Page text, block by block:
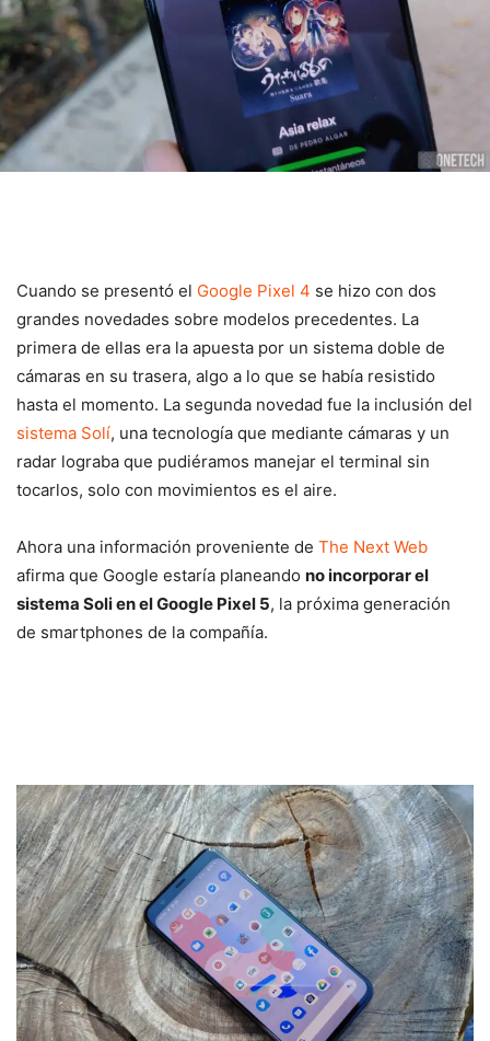
Cuando se presentó el Google Pixel 4 se hizo con dos
grandes novedades sobre modelos precedentes. La
primera de ellas era la apuesta por un sistema doble de
cámaras en su trasera, algo a lo que se había resistido
hasta el momento. La segunda novedad fue la inclusión del
sistema Solí, una tecnología que mediante cámaras y un
radar lograba que pudiéramos manejar el terminal sin
tocarlos, solo con movimientos es el aire.
Ahora una información proveniente de The Next Web
afirma que Google estaría planeando no incorporar el
sistema Soli en el Google Pixel 5, la próxima generación
de smartphones de la compañía.